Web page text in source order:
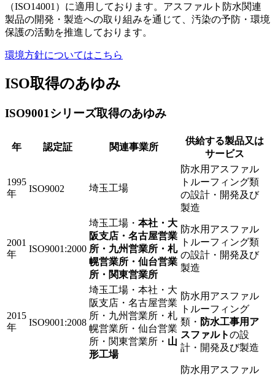
（ISO14001）に適用しております。アスファルト防水関連
製品の開発・製造への取り組みを通じて、汚染の予防・環境
保護の活動を推進しております。
環境方針についてはこちら
ISO取得のあゆみ
ISO9001シリーズ取得のあゆみ
年 認定証 関連事業所
供給する製品又は
サービス
1995
年
ISO9002 埼玉工場
防水用アスファル
トルーフィング類
の設計・開発及び
製造
2001
年
ISO9001:2000
埼玉工場・ 本社・大
阪支店・名古屋営業
所・九州営業所・札
幌営業所・仙台営業
所・関東営業所
防水用アスファル
トルーフィング類
の設計・開発及び
製造
2015
年
ISO9001:2008
埼玉工場・本社・大
阪支店・名古屋営業
所・九州営業所・札
幌営業所・仙台営業
所・関東営業所・ 山
形工場
防水用アスファル
トルーフィング
類・ 防水工事用ア
スファルトの設
計・開発及び製造
防水用アスファル